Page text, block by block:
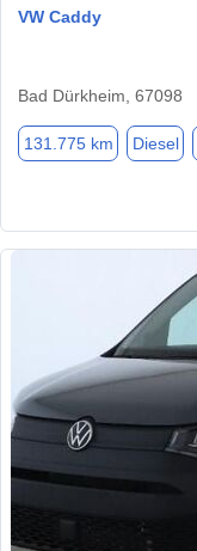
VW Caddy
Bad Dürkheim, 67098
131.775 km Diesel